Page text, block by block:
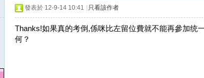
發表於 12-9-14 10:41 只看該作者
Thanks!如果真的考倒,係咪比左留位費就不能再參加统
何？